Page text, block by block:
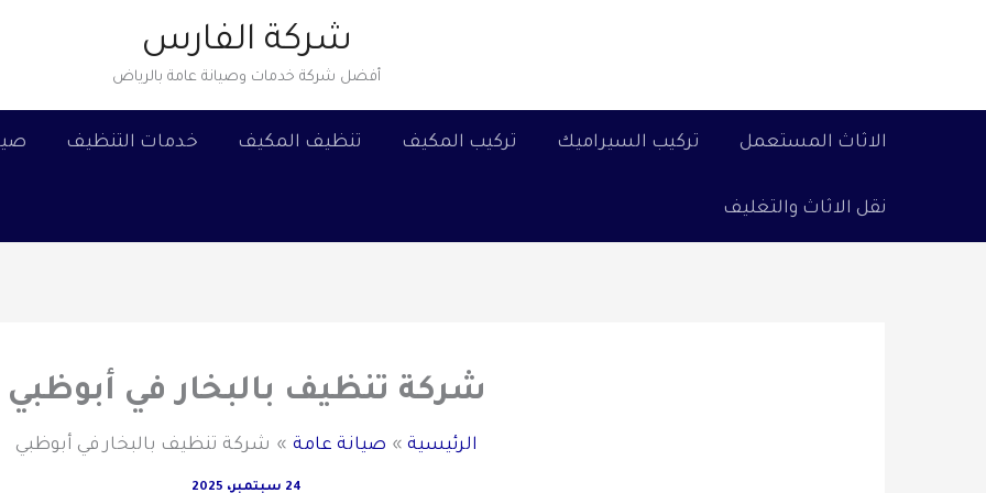
شركة الفارس
أفضل شركة خدمات وصيانة عامة بالرياض
الاثاث المستعمل تركيب السيراميك تركيب المكيف تنظيف المكيف خدمات التنظيف
نقل الاثاث والتغليف
شركة تنظيف بالبخار في أبوظبي
الرئيسية صيانة عامة شركة تنظيف بالبخار في أبوظبي
24 سبتمبر، 2025